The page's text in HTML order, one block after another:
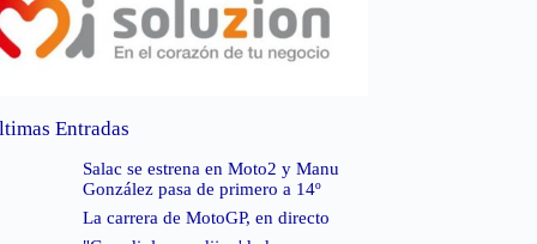
Entradas
Salac se estrena en Moto2 y Manu
González pasa de primero a 14º
La carrera de MotoGP, en directo